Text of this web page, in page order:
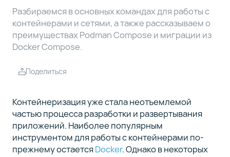
Compose
3
Преимущества
перед Docker
из Docker
Compose
5
Как
упростить
Разбираемся в основных командах для работы с
контейнерами и сетями, а также рассказываем о
преимуществах Podman Compose и миграции из
Docker Compose.
Поделиться
Контейнеризация уже стала неотъемлемой
частью процесса разработки и развертывания
приложений. Наиболее популярным
инструментом для работы с контейнерами по-
прежнему остается Docker. Однако в некоторых